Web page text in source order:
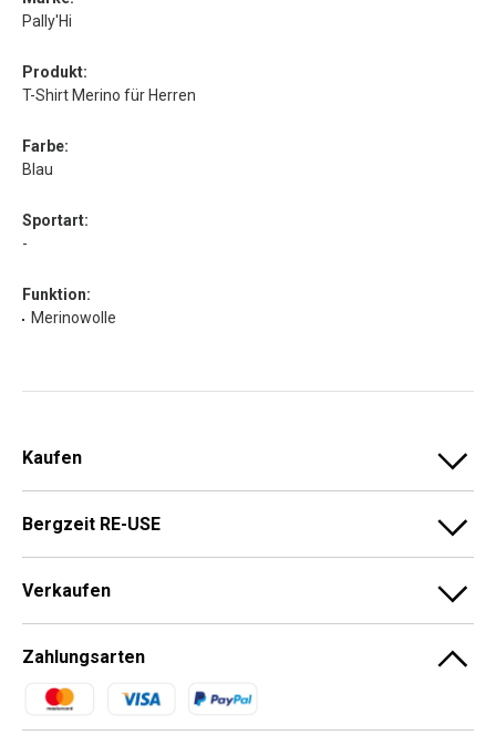
Pally'Hi
Produkt:
T-Shirt Merino für Herren
Farbe:
Blau
Sportart:
-
Funktion:
Merinowolle
Kaufen
Bergzeit RE-USE
Verkaufen
Zahlungsarten
Zahlungsmethoden